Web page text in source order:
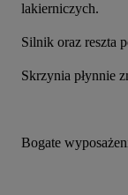
lakierniczych.
Silnik oraz reszta
Skrzynia płynnie
Bogate